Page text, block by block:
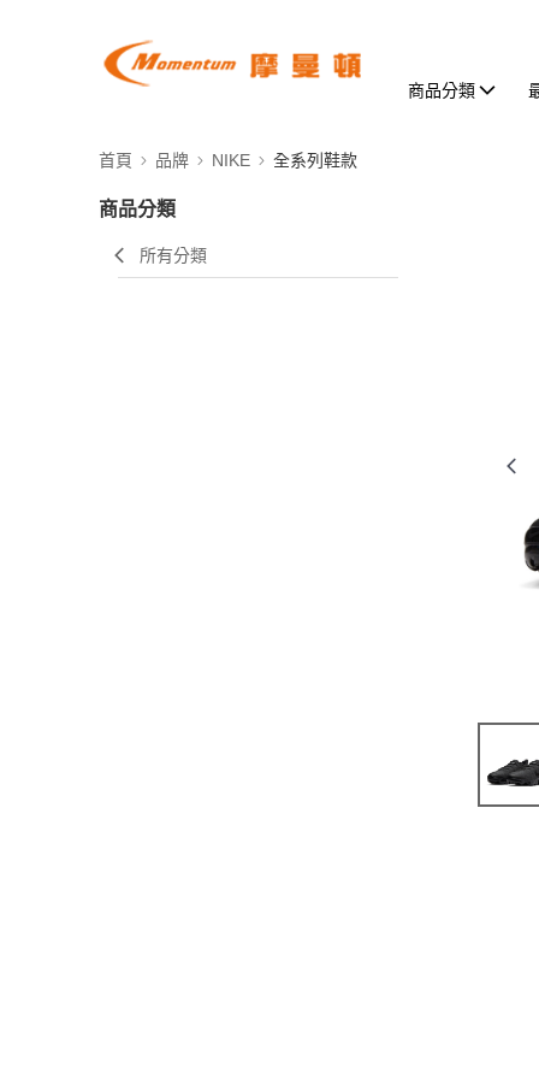
商品分類
首頁 品牌 NIKE 全系列鞋款
商品分類
所有分類